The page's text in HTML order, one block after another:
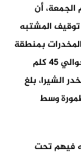
الجمعة، أن
المشتبه
بمنطقة
“توفليت” التابعة لجماعة فاصك، التي تبعد بحوالي 45 كلم
من 40 رزمة من مخدر الشيرا، بلغ
كانت مطمورة وسط
فيهم تحت